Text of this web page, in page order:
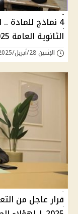
4 نماذج للمادة
الثانوية العامة 2025 جميع الشعب
الإثنين 28/أبريل/2025 - 09:30 ص
قرار عاجل من